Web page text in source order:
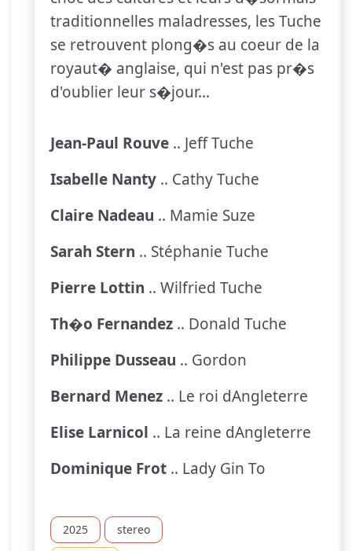
traditionnelles maladresses, les Tuche
se retrouvent plong�s au coeur de la
royaut� anglaise, qui n'est pas pr�s
d'oublier leur s�jour...
Jean-Paul Rouve .. Jeff Tuche
Isabelle Nanty .. Cathy Tuche
Claire Nadeau .. Mamie Suze
Sarah Stern .. Stéphanie Tuche
Pierre Lottin .. Wilfried Tuche
Th�o Fernandez .. Donald Tuche
Philippe Dusseau .. Gordon
Bernard Menez .. Le roi dAngleterre
Elise Larnicol .. La reine dAngleterre
Dominique Frot .. Lady Gin To
2025 stereo